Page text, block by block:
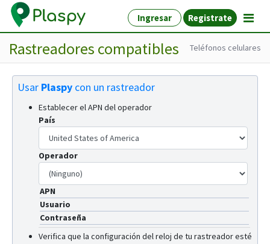
Ingresar Registrate
Rastreadores compatibles Teléfonos celulares
Usar Plaspy con un rastreador
Establecer el APN del operador
País
Operador
APN
Usuario
Contraseña
Verifica que la configuración del reloj de tu rastreador esté